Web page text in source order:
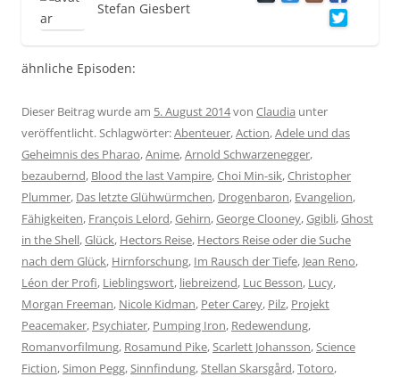
Stefan Giesbert
ähnliche Episoden:
Dieser Beitrag wurde am 5. August 2014von Claudia unter
veröffentlicht. Schlagwörter:Abenteuer,Action,Adele und das
Geheimnis des Pharao,Anime,Arnold Schwarzenegger,
bezaubernd, Blood the last Vampire,Choi Min-sik,Christopher
Plummer, Das letzte Glühwürmchen, Drogenbaron, Evangelion,
Fähigkeiten, François Lelord,Gehirn,George Clooney,Ggibli,Ghost
in the Shell,Glück, Hectors Reise, Hectors Reise oder die Suche
nach dem Glück, Hirnforschung, Im Rausch der Tiefe, Jean Reno,
Léon der Profi, Lieblingswort, liebreizend, Luc Besson, Lucy,
Morgan Freeman, Nicole Kidman, Peter Carey, Pilz, Projekt
Peacemaker, Psychiater, Pumping Iron, Redewendung,
Romanvorfilmung, Rosamund Pike,Scarlett Johansson,Science
Fiction,Simon Pegg,Sinnfindung,Stellan Skarsgård,Totoro,